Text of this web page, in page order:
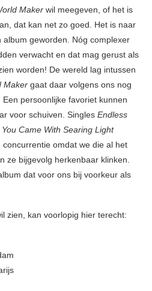
Maker wil meegeven, of het is
dat kan net zo goed. Het is naar
geworden. Nóg complexer
verwacht en dat mag gerust als
worden! De wereld lag intussen
Maker gaat daar volgens ons nog
persoonlijke favoriet kunnen
voor schuiven. Singles Endless
You Came With Searing Light
omdat we die al het
ze bijgevolg herkenbaar klinken.
dat voor ons bij voorkeur als
zien, kan voorlopig hier terecht: